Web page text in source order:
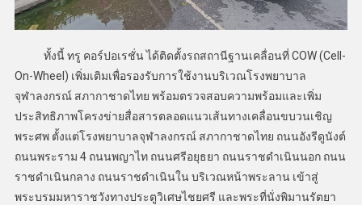
ทั้งนี้ ทรู คอร์ปอเรชั่น ได้ติดตั้งรถสถานีฐานเคลื่อนที่ COW (Cell-
On-Wheel) เพิ่มเติมเพื่อรองรับการใช้งานบริเวณโรงพยาบาล
จุฬาลงกรณ์ สภากาชาดไทย พร้อมตรวจสอบความพร้อมและเพิ่ม
ประสิทธิภาพโครงข่ายสื่อสารตลอดแนวเส้นทางเคลื่อนขบวนเชิญ
พระศพ ตั้งแต่โรงพยาบาลจุฬาลงกรณ์ สภากาชาดไทย ถนนอังรีดูนังต์
ถนนพระราม 4 ถนนพญาไท ถนนศรีอยุธยา ถนนราชดำเนินนอก ถนน
ราชดำเนินกลาง ถนนราชดำเนินใน บริเวณหน้าพระลาน เข้าสู่
พระบรมมหาราชวังทางประตูวิเศษไชยศรี และพระที่นั่งพิมานรัตยา